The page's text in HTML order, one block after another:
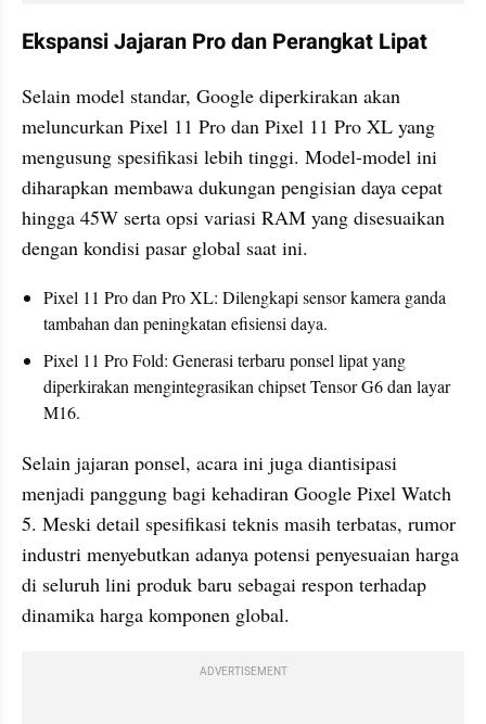
Ekspansi Jajaran Pro dan Perangkat Lipat
Selain model standar, Google diperkirakan akan
meluncurkan Pixel 11 Pro dan Pixel 11 Pro XL yang
mengusung spesifikasi lebih tinggi. Model-model ini
diharapkan membawa dukungan pengisian daya cepat
hingga 45W serta opsi variasi RAM yang disesuaikan
dengan kondisi pasar global saat ini.
Pixel 11 Pro dan Pro XL: Dilengkapi sensor kamera ganda
tambahan dan peningkatan efisiensi daya.
Pixel 11 Pro Fold: Generasi terbaru ponsel lipat yang
diperkirakan mengintegrasikan chipset Tensor G6 dan layar
M16.
Selain jajaran ponsel, acara ini juga diantisipasi
menjadi panggung bagi kehadiran Google Pixel Watch
5. Meski detail spesifikasi teknis masih terbatas, rumor
industri menyebutkan adanya potensi penyesuaian harga
di seluruh lini produk baru sebagai respon terhadap
dinamika harga komponen global.
ADVERTISEMENT